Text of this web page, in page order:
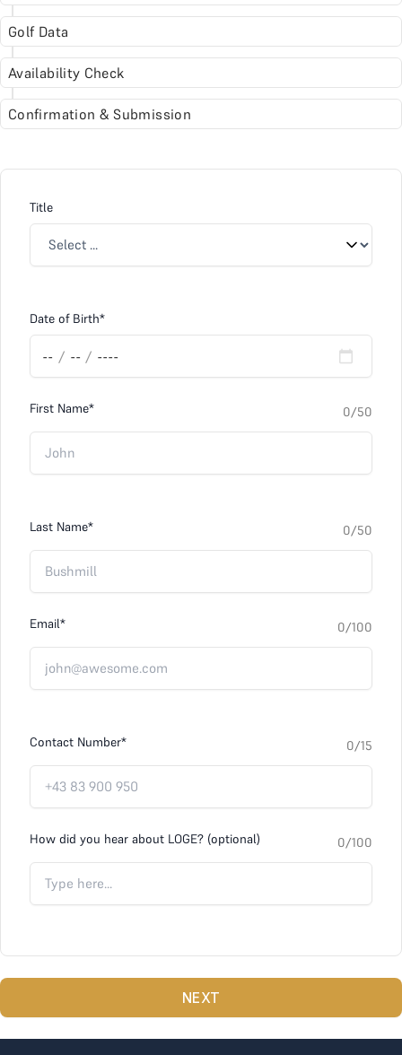
Golf Data
Availability Check
Confirmation & Submission
Title
Date of Birth*
First Name* 0/50
Last Name* 0/50
Email* 0/100
Contact Number* 0/15
How did you hear about LOGE? (optional) 0/100
NEXT